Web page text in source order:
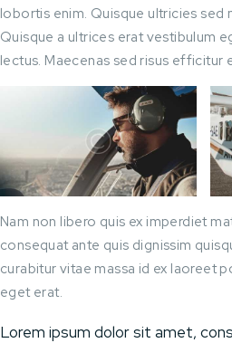
lobortis enim. Quisque ultricies sed
Quisque a ultrices erat vestibulum
lectus. Maecenas sed risus efficitur
Nam non libero quis ex imperdiet
consequat ante quis dignissim
curabitur vitae massa id ex laoreet
eget erat.
Lorem ipsum dolor sit amet,